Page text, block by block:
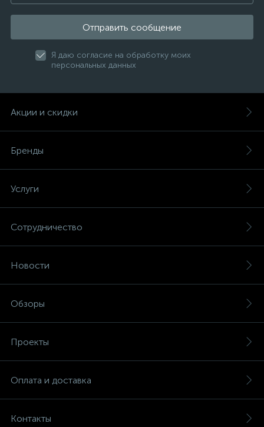
Отправить сообщение
Я даю согласие на обработку моих
персональных данных
Акции и скидки
Бренды
Услуги
Сотрудничество
Новости
Обзоры
Проекты
Оплата и доставка
Контакты